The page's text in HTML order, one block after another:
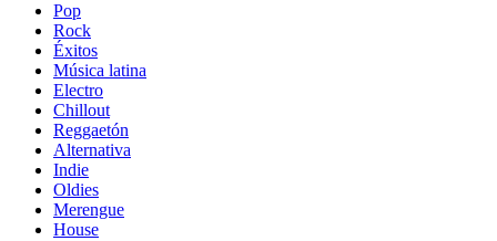
Pop
Rock
Éxitos
Música latina
Electro
Chillout
Reggaetón
Alternativa
Indie
Oldies
Merengue
House